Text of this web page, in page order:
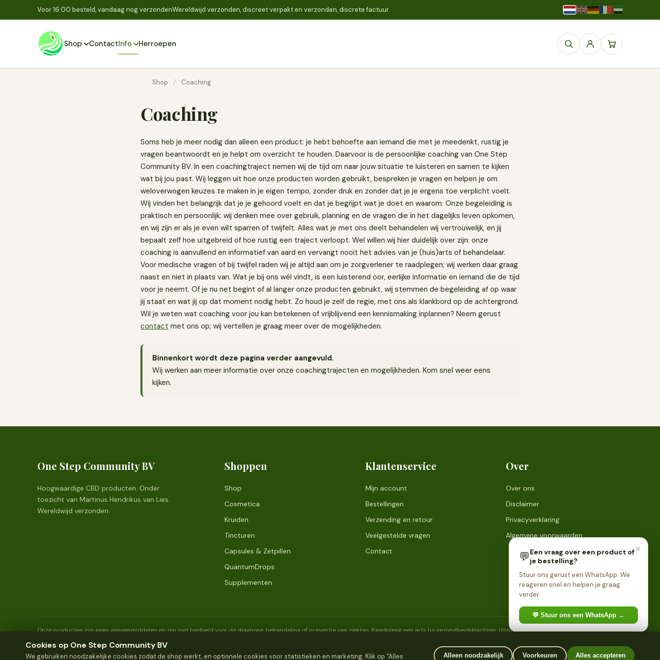
Voor 16:00 besteld, vandaag nog verzondenWereldwijd verzonden, discreet verpakt en verzonden, discrete factuur
Shop ContactInfo Herroepen
Shop / Coaching
Coaching
Soms heb je meer nodig dan alleen een product: je hebt behoefte aan iemand die met je meedenkt, rustig je
vragen beantwoordt en je helpt om overzicht te houden. Daarvoor is de persoonlijke coaching van One Step
Community BV. In een coachingtraject nemen wij de tijd om naar jouw situatie te luisteren en samen te kijken
wat bij jou past. Wij leggen uit hoe onze producten worden gebruikt, bespreken je vragen en helpen je om
weloverwogen keuzes te maken in je eigen tempo, zonder druk en zonder dat je je ergens toe verplicht voelt.
Wij vinden het belangrijk dat je je gehoord voelt en dat je begrijpt wat je doet en waarom. Onze begeleiding is
praktisch en persoonlijk: wij denken mee over gebruik, planning en de vragen die in het dagelijks leven opkomen,
en wij zijn er als je even wilt sparren of twijfelt. Alles wat je met ons deelt behandelen wij vertrouwelijk, en jij
bepaalt zelf hoe uitgebreid of hoe rustig een traject verloopt. Wel willen wij hier duidelijk over zijn: onze
coaching is aanvullend en informatief van aard en vervangt nooit het advies van je (huis)arts of behandelaar.
Voor medische vragen of bij twijfel raden wij je altijd aan om je zorgverlener te raadplegen; wij werken daar graag
naast en niet in plaats van. Wat je bij ons wél vindt, is een luisterend oor, eerlijke informatie en iemand die de tijd
voor je neemt. Of je nu net begint of al langer onze producten gebruikt, wij stemmen de begeleiding af op waar
jij staat en wat jij op dat moment nodig hebt. Zo houd je zelf de regie, met ons als klankbord op de achtergrond.
Wil je weten wat coaching voor jou kan betekenen of vrijblijvend een kennismaking inplannen? Neem gerust
contact met ons op; wij vertellen je graag meer over de mogelijkheden.
Binnenkort wordt deze pagina verder aangevuld.
Wij werken aan meer informatie over onze coachingtrajecten en mogelijkheden. Kom snel weer eens
kijken.
One Step Community BV
Hoogwaardige CBD producten. Onder
toezicht van Martinus Hendrikus van Lies.
Wereldwijd verzonden.
Shoppen
Shop
Cosmetica
Kruiden
Tincturen
Capsules & Zetpillen
QuantumDrops
Supplementen
Klantenservice
Mijn account
Bestellingen
Verzending en retour
Veelgestelde vragen
Contact
Over
Over ons
Disclaimer
Privacyverklaring
Algemene voorwaarden
Onze producten zijn geen geneesmiddelen en zijn niet bedoeld voor de diagnose, behandeling of preventie van ziekten. Raadpleeg een arts bij gezondheidsklachten. Uitsluitend bestemd voor personen van 18
Cookies op One Step Community BV
We gebruiken noodzakelijke cookies zodat de shop werkt, en optionele cookies voor statistieken en marketing. Klik op "Alles Alleen noodzakelijk Voorkeuren Alles accepteren
×
💬Een vraag over een product of
je bestelling?
Stuur ons gerust een WhatsApp. We
reageren snel en helpen je graag
verder.
💬 Stuur ons een WhatsApp →